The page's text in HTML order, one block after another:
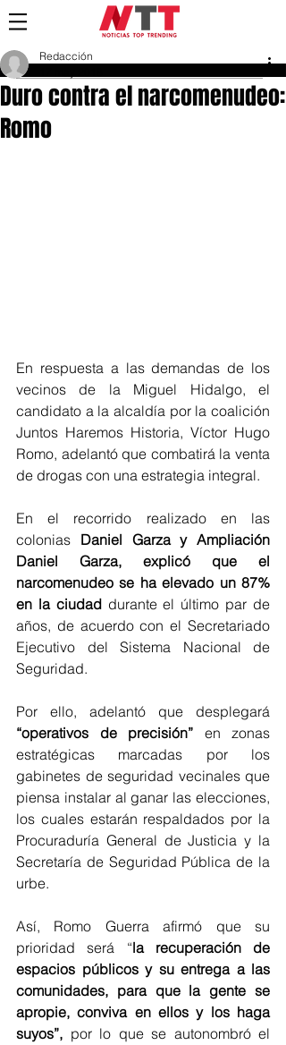
Duro contra el narcomenudeo:
Romo
Redacción
En respuesta a las demandas de los
vecinos de la Miguel Hidalgo, el
candidato a la alcaldía por la coalición
Juntos Haremos Historia, Víctor Hugo
Romo, adelantó que combatirá la venta
de drogas con una estrategia integral.
En el recorrido realizado en las
colonias Daniel Garza y Ampliación
Daniel Garza, explicó que el
narcomenudeo se ha elevado un 87%
en la ciudad durante el último par de
años, de acuerdo con el Secretariado
Ejecutivo del Sistema Nacional de
Seguridad.
“operativos de precisión” en zonas
estratégicas marcadas por los
gabinetes de seguridad vecinales que
piensa instalar al ganar las elecciones,
los cuales estarán respaldados por la
Procuraduría General de Justicia y la
Secretaría de Seguridad Pública de la
urbe.
Así, Romo Guerra afirmó que su
prioridad será “la recuperación de
espacios públicos y su entrega a las
comunidades, para que la gente se
apropie, conviva en ellos y los haga
suyos”, por lo que se autonombró el